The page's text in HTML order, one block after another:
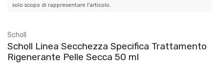
solo scopo di rappresentare l'articolo.
Scholl
Scholl Linea Secchezza Specifica Trattamento
Rigenerante Pelle Secca 50 ml